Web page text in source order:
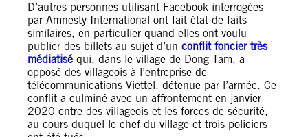
D’autres personnes utilisant Facebook interrogées
par Amnesty International ont fait état de faits
similaires, en particulier quand elles ont voulu
publier des billets au sujet d’un conflit foncier très
médiatisé qui, dans le village de Dong Tam, a
opposé des villageois à l’entreprise de
télécommunications Viettel, détenue par l’armée. Ce
conflit a culminé avec un affrontement en janvier
2020 entre des villageois et les forces de sécurité,
au cours duquel le chef du village et trois policiers